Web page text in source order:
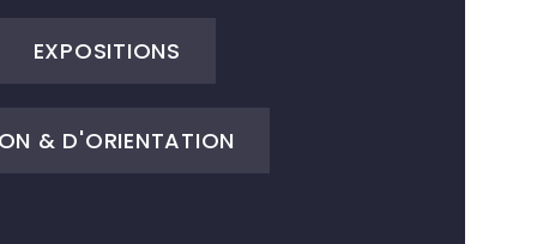
EXPOSITIONS
& D'ORIENTATION